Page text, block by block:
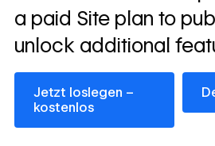
a paid Site plan to
unlock additional
Jetzt loslegen –
kostenlos
Jetzt loslegen – kostenlos